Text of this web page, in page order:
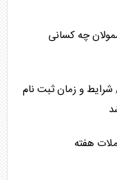
چه کسانی
پیش فروش سایپا مرداد ۱۴۰۵ / شرایط و زمان ثبت نام